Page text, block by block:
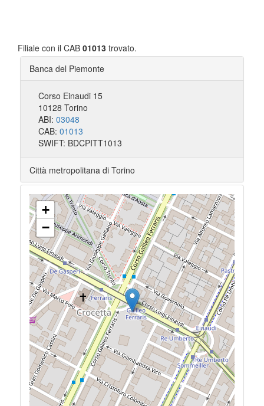
Filiale con il CAB 01013 trovato.
Banca del Piemonte
Corso Einaudi 15
10128 Torino
ABI: 03048
CAB: 01013
SWIFT: BDCPITT1013
Città metropolitana di Torino
+
−